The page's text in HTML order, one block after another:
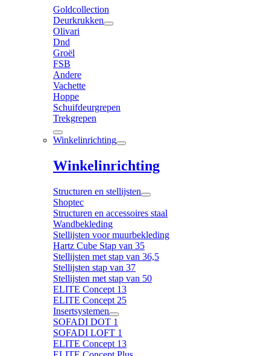
Goldcollection
Deurkrukken
Olivari
Dnd
Groël
FSB
Andere
Vachette
Hoppe
Schuifdeurgrepen
Trekgrepen
Winkelinrichting
Winkelinrichting
Structuren en stellijsten
Shoptec
Structuren en accessoires staal
Wandbekleding
Stellijsten voor muurbekleding
Hartz Cube Stap van 35
Stellijsten met stap van 36,5
Stellijsten stap van 37
Stellijsten met stap van 50
ELITE Concept 13
ELITE Concept 25
Insertsystemen
SOFADI DOT 1
SOFADI LOFT 1
ELITE Concept 13